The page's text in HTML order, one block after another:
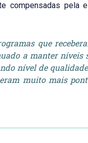
compensadas pela
que
a manter
nível de
muito mais